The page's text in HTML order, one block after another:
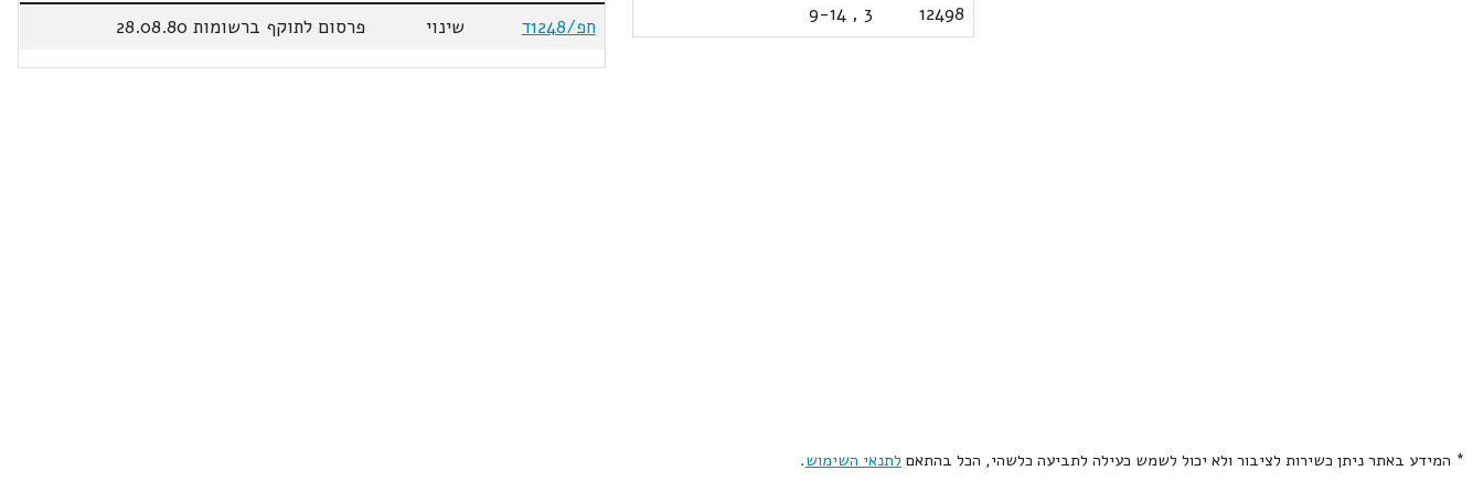
12498
3
,
9-14
חפ/1248ד
שינוי פרסום לתוקף ברשומות 28.08.80
* המידע באתר ניתן כשירות לציבור ולא יכול לשמש כעילה לתביעה כלשהי, הכל בהתאם לתנאי השימוש.